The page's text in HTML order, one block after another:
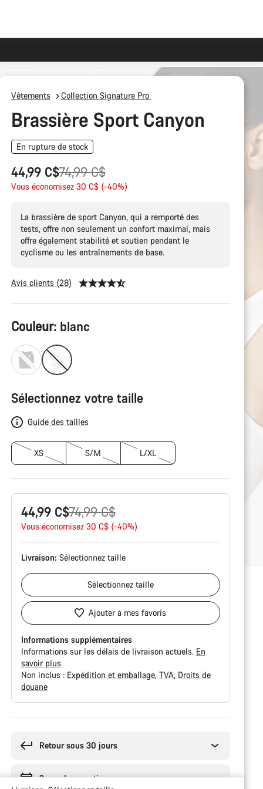
Vêtements Collection Signature Pro
Brassière Sport Canyon
En rupture de stock
44,99 C$
Prix
74,99 C$
Vous économisez 30 C$ (-40%)
La brassière de sport Canyon, qui a remporté des
tests, offre non seulement un confort maximal, mais
offre également stabilité et soutien pendant le
cyclisme ou les entraînements de base.
Avis clients (28)
Tuotekonfiguraatio
Couleur: blanc
Sélectionnez votre taille
Guide des tailles
XS S/M L/XL
44,99 C$
Prix
d’origine
74,99 C$
Vous économisez 30 C$ (-40%)
Livraison: Sélectionnez taille
Sélectionnez taille
Ajouter à mes favoris
Informations supplémentaires
Informations sur les délais de livraison actuels. En
savoir plus
Non inclus : Expédition et emballage TVA Droits de
douane
Retour sous 30 jours
2 ans de garantie